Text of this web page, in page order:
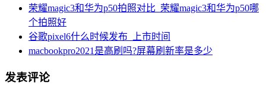
荣耀magic3和华为p50拍照对比_荣耀magic3和华为p50哪
个拍照好
谷歌pixel6什么时候发布_上市时间
macbookpro2021是高刷吗?屏幕刷新率是多少
发表评论